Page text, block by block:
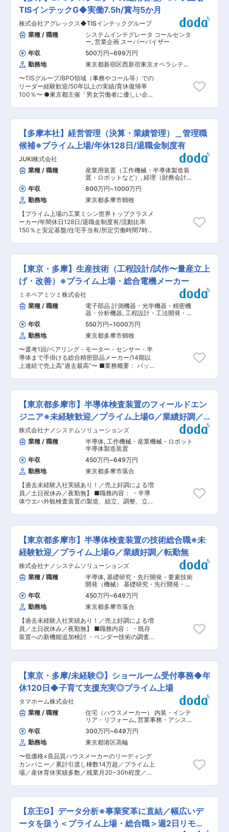
の定める業務
経験、スキルに合わせて業務をお任せし、早い段
階で会計上・税務上の判断業務から決算への反映
業務まで、幅広く担っていただくことを期待して
います。京王電鉄単体、または連結の予決算業務
やグループ会社の経理業務全般に携わっていただ
いた後、経理部内でのジョブローテーションを通
じ、経験値を高めていくことができます。 ■ポジ
ション魅力 ◇経営判断に直結する重要事項につい
て調査や分析を行うことも多いため、やりがいも
大きく「会社を動かしている」という実感を得ら
れます。 ◇実務経験を積んだ後は、経理部門の課
長や部長へとステップアップし、マネジメントに
営企画職やグループ会社での経営管理全般など経
理の枠を超えた業務にも挑戦できます。 ■働く環
ートワークが可能で、フレックスタイム制度も導
入しているため、柔軟な働き方ができます。福利
厚生も充実しています。 変更の範囲：会社の定め
る業務
計、法定書類作成等） ◇能力や経験等を踏まえて
お任せする業務 ・京王電鉄単体の税務業務（税務
判断等） ・連結業務（連結決算確定、各種分析、
法定書類作成等） ・財務業務（資金調達、金融機
関対応、有価証券管理） ・IR業務（IR対応、開示
対応） ・グループ会社の経理業務全般 ・各事業
部や監査法人との相談・交渉など ■組織構成 京
王電鉄本社または株式会社京王アカウンティング
への出向となります。 ※出向先事業内容：京王グ
ループ各社等の経理・会計業務全般、京王グルー
プの連結決算・ディスクロージャー業務、京王グ
ループ各社からの資金の受け入れおよび貸し付け
など 京王電鉄本社の経理部門には約60名が在籍
の担当がいます。経験の浅い業務については、部
内でフォローしますのでご安心ください。 ■キャ
リアパス 入社後はOJTおよびセミナー等を通じて
専門知識を習得していただきます。徐々に業務範
囲を広げ、会計上・税務上の判断業務から決算へ
の反映業務まで、幅広く担っていただくことを期
待しています。 京王電鉄単体、または連結の予決
算業務やグループ会社の経理業務全般に携わって
いただいた後、経理部内でのジョブローテーショ
ンを通じ、経験値を高めていくことができます。
■ポジション魅力 ◇経営判断に直結する重要事項
について調査や分析を行うことも多いため、やり
がいも大きく「会社を動かしている」という実感
上げマネジメントにも携わることができます。ま
た、手を挙げれば経営企画職やグループ会社での
できます。 ■働き方 残業は平均28時間程度で
す。週1〜2回のリモートワークが可能で、フレッ
クスタイム制度も導入しています。
TISインテックG◆実働7.5h/賞与5か月
株式会社アグレックス◆TISインテックグループ
業種 / 職種
システムインテグレータ コールセンタ
ー, 営業企画 スーパーバイザー
年収
500万円~699万円
勤務地
東京都新宿区西新宿東京オペラシティ
〜TISグループ/BPO領域（事務やコール等）での
リーダー経験歓迎/50年以上の実績/育休復帰率
100％〜 ●東京都主催「男女労働者に優しい企
中核企業として非常に安定した経営基盤 ●女性も
働きやすい先進的企業：厚生労働大臣より、女性
活躍推進法の優良企業認定マーク「えるぼし」の
最高位を取得 ■業務内容 BPOプロジェクトのPL
として、プロジェクト運用管理をお任せします。
・SV・チーム管理 └業務プロセス管理、品質チェ
ック、オペレータ管理・教育など ・PL・プロジ
ェクト管理 └育成や勤怠など社員管理、案件管
理、クライアント折衝（改善提案、定例報告な
ど） ■案件例 （1）家賃保証会社向け ・概要：保
証契約/保全に関わる業務プロセスのトータル受託
・体制：PL5名、SV10名、OP20名 ・勤務地：当
社BPO事業所（府中） （2）生命保険会社向け：
契約・保全業務PJ ・概要：自社BPOセンターと
顧客サイト内（オンサイト）にて、保険金請求/契
約保全に関わる受付事務業務プロジェクトを運
ター）、クライアント先（調布） ※基本的には
SV(社員)1~2名、オペレーター(契約社員・派遣社
員)約10名〜30名体制で遂行いただきます。 ※3
ヵ月前後のスポット〜数年単位の長期案件など
様々な案件がございます。 ■当社の強み （1）50
年以上にわたる実績 BPOのパイオニア企業だから
こそ保有する専門知識と経験がございます。
（2）ITを活用した継続的なプロセスの改善をサ
ポート CRM（顧客関係管理）領域・ビッグデー
タの取り扱い実績も豊富にあるため、ログデータ
を分析して業務の停滞や生産性の低下を招いてい
る箇所を特定し改善を提案することが可能です。
■キャリアパス 将来的にはプロジェクト立上げや
ペシャリストや部門の経営管理者、また業務コン
サルタントとして顧客業務プロセスの分析〜見直
新規事業企画領域へチャレンジ頂くといったキャ
リアがあります。 変更の範囲：会社の定める業務
【多摩本社】経営管理（決算・業績管理）＿管理職
候補※プライム上場/年休128日/退職金制度有
JUKI株式会社
業種 / 職種
産業用装置（工作機械・半導体製造装
置・ロボットなど） , 経理（財務会計）
管理会計
年収 800万円~1000万円
勤務地
東京都多摩市鶴牧
【プライム上場の工業ミシン世界トップクラスメ
ーカー/年間休日128日/退職金制度有/流動比率
150％と安定基盤/住宅手当有/所定労働時間7時間
て活躍いただくことを想定した採用です。当社に
おける連結決算、業績管理、グループ会社管理体
制の強化を中心に、経営管理部門の中核として組
織をリードいただきます。 ■職務詳細： 会社全
体の数値を統括し、経営判断を支える中核的な役
割を担っていただきます。 ・決算業務（連結決
算、税務、開示等） ・業績管理業務（事業計画策
定、予実管理、見通し作成） ・国内外グループ会
社の管理支援 ・各事業の収益構造の分析及び管理
特に子会社管理支援、組織再編によるシナジーを
生み出す体制強化に向けた取り組み、業務采配な
どの企画業務にも積極的に取り組んでいただきた
いと考えています。またご経験や志向性に合わせ
て将来的に後進育成や人事考課などのマネジメン
ト業務をお任せすることも可能です。 ■組織構
成： 配属の経営戦略課は当社の経理・管理会計・
し、シナジーが生むため再編成した組織です。経
営戦略課は２５名、２０代〜６０代まで幅広い年
齢層が活躍しております。 ■就業環境： 出社を
基本としていますが週1回在宅推奨日があり、年
間休日128日とワークライフバランスも整えられ
る環境です。当社は退職金制度や、住宅手当制度
等、福利厚生も充実しております。 ■当社の魅
力： 当社は創立80年を超える工業ミシン世界シ
ェアトップのメーカー企業です。世界180ヵ国で
同社製品が導入されており、海外売上は8割以上
を占め、世界中の人々の生活を下支えしていま
す。当社製品は衣服や靴、鞄といったファッショ
ン製品から、液晶テレビや家電等精密な基板を搭
ます。 当社は現在「スマートファクトリー・自動
化技術を核に、社会と共に持続可能な未来を創
を経営の根幹に据えています。中期経営計画で
は、成長分野へのシフトや新たなビジネスモデル
の構築を進め、サステナビリティやESG経営の推
進を重視しています。 変更の範囲：会社の定める
業務
【東京・多摩】生産技術（工程設計/試作〜量産立上
げ・改善）※プライム上場・総合電機メーカー
ミネベアミツミ株式会社
業種 / 職種
電子部品 計測機器・光学機器・精密機
器・分析機器, 工程設計・工法開発・工
程改善・IE（組立・アッセンブリ） 工
程設計・工法開発・工程改善・IE（そ
の他）
年収 550万円~1000万円
勤務地
東京都多摩市鶴牧
〜選考1回/ベアリング・モーター・センサー・半
導体まで手掛ける総合精密部品メーカー/14期以
上連続で売上高”過去最高”〜 ■業務概要： バッテ
ードするポジションです。 開発部門・顧客と連携
しながら製品仕様を整理し、基板実装後の工程構
成を設計。国内での試作検証を通じて工程条件を
最適化し、確立した工法を海外工場へ展開しま
す。 量産開始後も、品質・コスト・設備稼働の観
点から継続的な工程改善を行います。 ■具体的な
業務内容： ・新製品の生産工程構成検討、工程フ
ロー設計 ・試作評価による工程妥当性検証・デー
タ分析 ・課題抽出および工程条件・工法の改善提
案 ・海外工場への工程移管、現地での立上げ支援
（年2〜3回出張） ・量産後の不具合対応、設
備・工程改善の継続推進 ※1人あたり2〜3製品を
並行して担当 ■配属組織： 生産技術部門の中
で、工程設計・工法確立を担うチームへの配属と
なります。治具や設備設計は専門担当と連携しな
がら進めます。 ■働き方・経験できる領域： ・
大 ・海外拠点と協働しながらのグローバル量産体
制構築 ■教育体制： ・入社後約1年間はOJTにて
工程設計・立上げ業務を習得 ・ベテラン社員のレ
ビュー・サポート体制あり ■ポジションの魅力：
・製品を「量産できる形」に仕上げる中核役割を
担える ・工程設計・改善を通じ、生産性と品質向
上に直接貢献 ・海外工場での立上げ・改善活動を
通じて視野を広げられる 変更の範囲：会社の定め
る業務
【東京都多摩市】半導体検査装置のフィールドエン
ジニア※未経験歓迎／プライム上場G／業績好調／
転勤無
株式会社ナノシステムソリューションズ
業種 / 職種
半導体, 工作機械・産業機械・ロボット
半導体製造装置
年収
450万円~649万円
勤務地
東京都多摩市落合
【過去未経験入社実績あり！／売上好調による増
員／土日祝休み／夜勤無】 ■職務内容： ・半導
体ウエハ外観検査装置の製造、組立、調整、立上
・社内開発部門と連携した不具合解析、課題解決
・顧客への装置操作説明および技術サポート ・国
内外顧客先への出張対応を含むフィールドサポー
ト業務 ■入社後の流れ： 入社後1〜2年を独り立
ちまでの期間とし、中長期視点での、教育体制を
整えております。社内研修やOJT研修へ取り組ん
で頂きます。 ■組織構成： フィールドエンジニ
ア組織には15名の社員が在籍しています。 ※過去
整備士経験者や文系出身の未経験者もご入社実績
があります！ ■働き方： ・夜間作業はございま
せん。 ・出張エリアは全国が対象で、福島県や佐
賀県が多く発生し、海外出張もございます。※出
張の際には日当が別途支給されます。 ■取引先：
主要なウェハメーカー様には弊社製品が導入され
ております。お客様のニーズを具現化できる技術
力を高く評価頂いております。 ■当社について：
置、ウェハ検査装置メーカーです。独自の光学技
術に強みを持ち、超微細加工と計測に用いる先端
特殊技術を有する「技術集団」です。マスクレス
露光装置は、複雑で微細な立体形状を加工するこ
とも可能なため、半導体のみならず、精密金型の
製造などへの応用も可能です。さらに、新規事業
開発なども積極推進しており、今後も独自技術を
武器に新たな技術開発に邁進いたします。2019年
には東証一部上場の株式会社ブイ・テクノロジー
の完全子会社となり、より盤石な経営管理体制に
なりました。 変更の範囲：会社の定める業務
【東京都多摩市】半導体検査装置の技術総合職※未
経験歓迎／プライム上場G／業績好調／転勤無
株式会社ナノシステムソリューションズ
業種 / 職種
半導体, 基礎研究・先行開発・要素技術
開発（機械） 基礎研究・先行開発・要
素技術開発（電気）
年収 450万円~649万円
勤務地
東京都多摩市落合
【過去未経験入社実績あり！／売上好調による増
員／土日祝休み／夜勤無】 ■職務内容： ・既存
装置への新機能追加検討 ・ベンダー技術の調査
証 ・フィールドエンジニアからの改善要望対応
・不具合解析および改善活動・次世代装置の技術
検討 ■入社後の流れ： 入社後1〜2年を独り立ち
までの期間とし、中長期視点での、教育体制を整
えております。社内研修やOJT研修へ取り組んで
頂きます。 ■取引先： 主要なウェハメーカー様
には弊社製品が導入されております。お客様のニ
ーズを具現化できる技術力を高く評価頂いており
ます。 ■当社について： 弊社は独立行政法人産
業技術総合研究所の支援を受け、2004年12月に
創業したマスクレス露光装置、ウェハ検査装置メ
ーカーです。独自の光学技術に強みを持ち、超微
細加工と計測に用いる先端特殊技術を有する「技
術集団」です。マスクレス露光装置は、複雑で微
細な立体形状を加工することも可能なため、半導
体のみならず、精密金型の製造などへの応用も可
に邁進いたします。2019年には東証一部上場の株
式会社ブイ・テクノロジーの完全子会社となり、
より盤石な経営管理体制になりました。 変更の範
【東京・多摩/未経験◎】ショールーム受付事務◆年
休120日◆子育て支援充実◎プライム上場
タマホーム株式会社
業種 / 職種
住宅（ハウスメーカー） 内装・インテ
リア・リフォーム, 営業事務・アシスタ
ント 一般事務・アシスタント
年収 300万円~649万円
勤務地
東京都港区高輪
〜低価格×良品質ハウスメーカーのリーディング
カンパニー／累計引渡し棟数14万超／プライム上
場／産休育休実績多数／残業月20~30h程度／充
界トップクラスのハウスメーカーである同社。住
宅展示場内にある事務所にて、事務職として以下
業務をお任せいたします。 ■業務内容： ・来場
されたお客様の受付、お茶出し ・お客様、業者
様、社内からの電話対応 ・データ入力、書類整理
【京王G】データ分析※事業変革に直結／幅広いデ
ータを扱う＜プライム上場・総合職＞週2日リモー